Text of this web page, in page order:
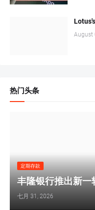
August
热门头条
定期存款
丰隆银行推出新
七月 31, 2026